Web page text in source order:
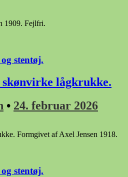
1909. Fejlfri.
stentøj.
skønvirke lågkrukke.
• 24. februar 2026
Formgivet af Axel Jensen 1918.
stentøj.